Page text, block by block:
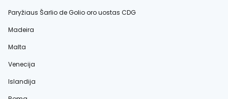
Paryžiaus Šarlio de Golio oro uostas CDG
Madeira
Malta
Venecija
Islandija